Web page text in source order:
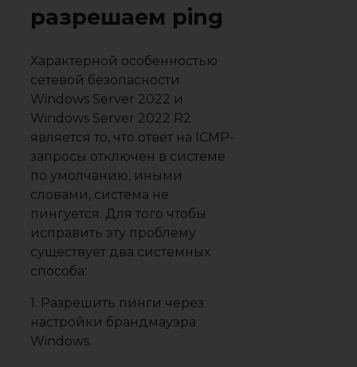
разрешаем ping
Характерной особенностью
сетевой безопасности
Windows Server 2022 и
Windows Server 2022 R2
является то, что ответ на ICMP-
запросы отключен в системе
по умолчанию, иными
словами, система не
пингуется. Для того чтобы
исправить эту проблему
существует два системных
способа:
1. Разрешить пинги через
настройки брандмауэра
Windows.